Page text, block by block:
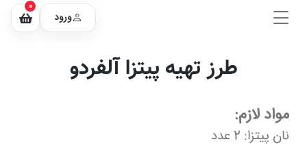
ورود
0
طرز تهیه پیتزا آلفردو
مواد لازم:
نان پیتزا: 2 عدد